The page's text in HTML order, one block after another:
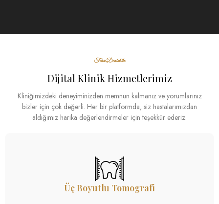
Fara Dental ile
Dijital Klinik Hizmetlerimiz
Kliniğimizdeki deneyiminizden memnun kalmanız ve yorumlarınız
bizler için çok değerli. Her bir platformda, siz hastalarımızdan
aldığımız harika değerlendirmeler için teşekkür ederiz.
⁠Üç Boyutlu Tomografi